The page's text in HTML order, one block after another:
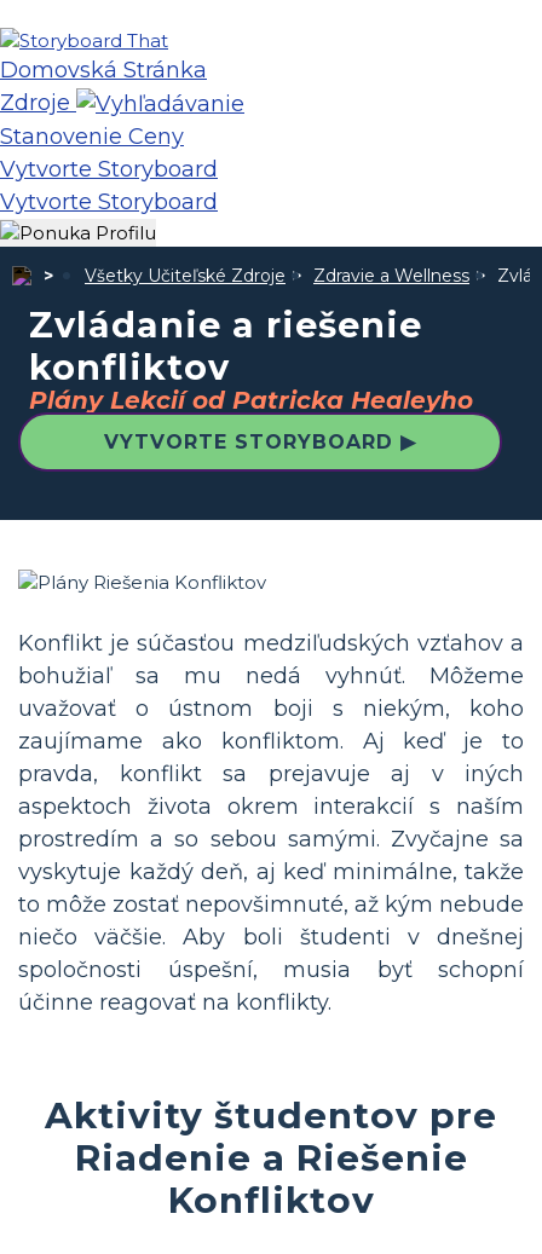
Domovská Stránka
Zdroje
Stanovenie Ceny
Vytvorte Storyboard
Vytvorte Storyboard
Všetky Učiteľské Zdroje Zdravie a Wellness
Zvládanie a riešenie
konfliktov
Plány Lekcií od Patricka Healeyho
VYTVORTE STORYBOARD ▶
Konflikt je súčasťou medziľudských vzťahov a
bohužiaľ sa mu nedá vyhnúť. Môžeme
uvažovať o ústnom boji s niekým, koho
zaujímame ako konfliktom. Aj keď je to
pravda, konflikt sa prejavuje aj v iných
aspektoch života okrem interakcií s naším
prostredím a so sebou samými. Zvyčajne sa
vyskytuje každý deň, aj keď minimálne, takže
to môže zostať nepovšimnuté, až kým nebude
niečo väčšie. Aby boli študenti v dnešnej
spoločnosti úspešní, musia byť schopní
účinne reagovať na konflikty.
Aktivity študentov pre
Riadenie a Riešenie
Konfliktov